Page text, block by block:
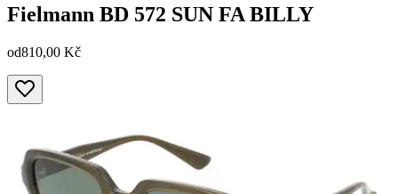
Fielmann BD 572 SUN FA BILLY
od810,00 Kč